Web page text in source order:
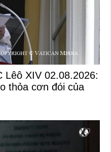
Lêô XIV 02.08.2026:
thỏa cơn đói của